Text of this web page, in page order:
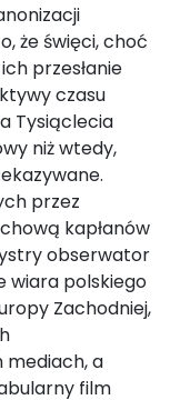
że święci, choć
przesłanie
czasu
Tysiąclecia
niż wtedy,
przez
kapłanów
obserwator
wiara polskiego
Zachodniej,
mediach, a
film